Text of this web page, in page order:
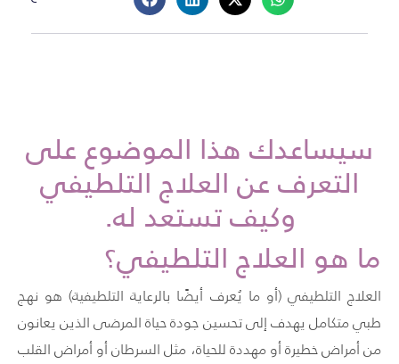
سيساعدك هذا الموضوع على
التعرف عن العلاج التلطيفي
وكيف تستعد له.
ما هو العلاج التلطيفي؟
العلاج التلطيفي (أو ما يُعرف أيضًا بالرعاية التلطيفية) هو نهج
طبي متكامل يهدف إلى تحسين جودة حياة المرضى الذين يعانون
من أمراض خطيرة أو مهددة للحياة، مثل السرطان أو أمراض القلب